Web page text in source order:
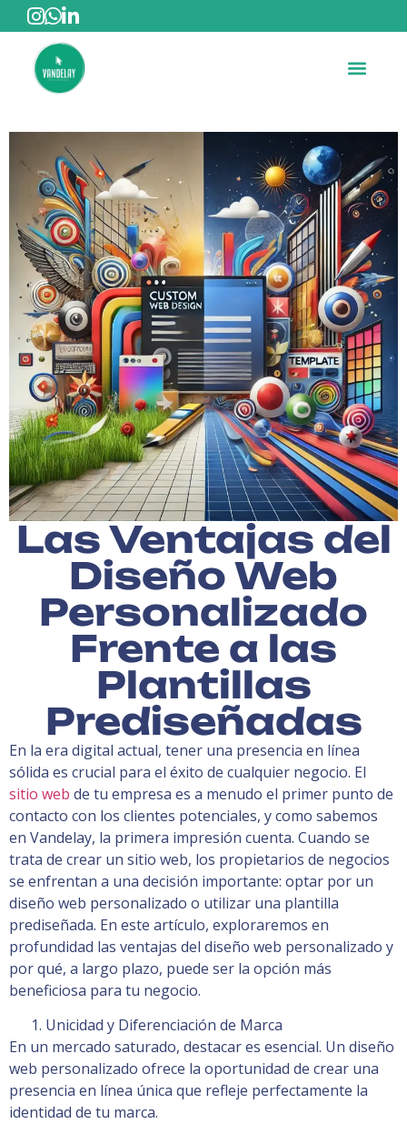
Las Ventajas del
Diseño Web
Personalizado
Frente a las
Plantillas
Prediseñadas
En la era digital actual, tener una presencia en línea
sólida es crucial para el éxito de cualquier negocio. El
sitio web de tu empresa es a menudo el primer punto de
contacto con los clientes potenciales, y como sabemos
en Vandelay, la primera impresión cuenta. Cuando se
trata de crear un sitio web, los propietarios de negocios
se enfrentan a una decisión importante: optar por un
diseño web personalizado o utilizar una plantilla
prediseñada. En este artículo, exploraremos en
profundidad las ventajas del diseño web personalizado y
por qué, a largo plazo, puede ser la opción más
beneficiosa para tu negocio.
Unicidad y Diferenciación de Marca
En un mercado saturado, destacar es esencial. Un diseño
web personalizado ofrece la oportunidad de crear una
presencia en línea única que refleje perfectamente la
identidad de tu marca.